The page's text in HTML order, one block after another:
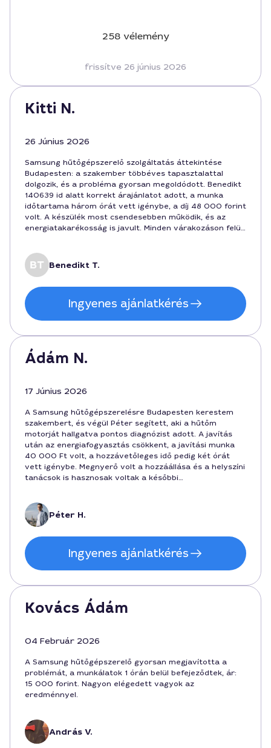
258 vélemény
frissítve 26 június 2026
Kitti N.
26 Június 2026
Samsung hűtőgépszerelő szolgáltatás áttekintése
Budapesten: a szakember többéves tapasztalattal
dolgozik, és a probléma gyorsan megoldódott. Benedikt
140639 id alatt korrekt árajánlatot adott, a munka
időtartama három órát vett igénybe, a díj 48 000 forint
volt. A készülék most csendesebben működik, és az
energiatakarékosság is javult. Minden várakozáson felül
Benedikt T.
Ingyenes ajánlatkérés
Ádám N.
17 Június 2026
A Samsung hűtőgépszerelésre Budapesten kerestem
szakembert, és végül Péter segített, aki a hűtőm
motorját hallgatva pontos diagnózist adott. A javítás
után az energiafogyasztás csökkent, a javítási munka
40 000 Ft volt, a hozzávetőleges idő pedig két órát
vett igénybe. Megnyerő volt a hozzáállása és a helyszíni
tanácsok is hasznosak voltak a későbbi
Péter H.
Ingyenes ajánlatkérés
Kovács Ádám
04 Február 2026
A Samsung hűtőgépszerelő gyorsan megjavította a
problémát, a munkálatok 1 órán belül befejeződtek, ár:
15 000 forint. Nagyon elégedett vagyok az
eredménnyel.
András V.